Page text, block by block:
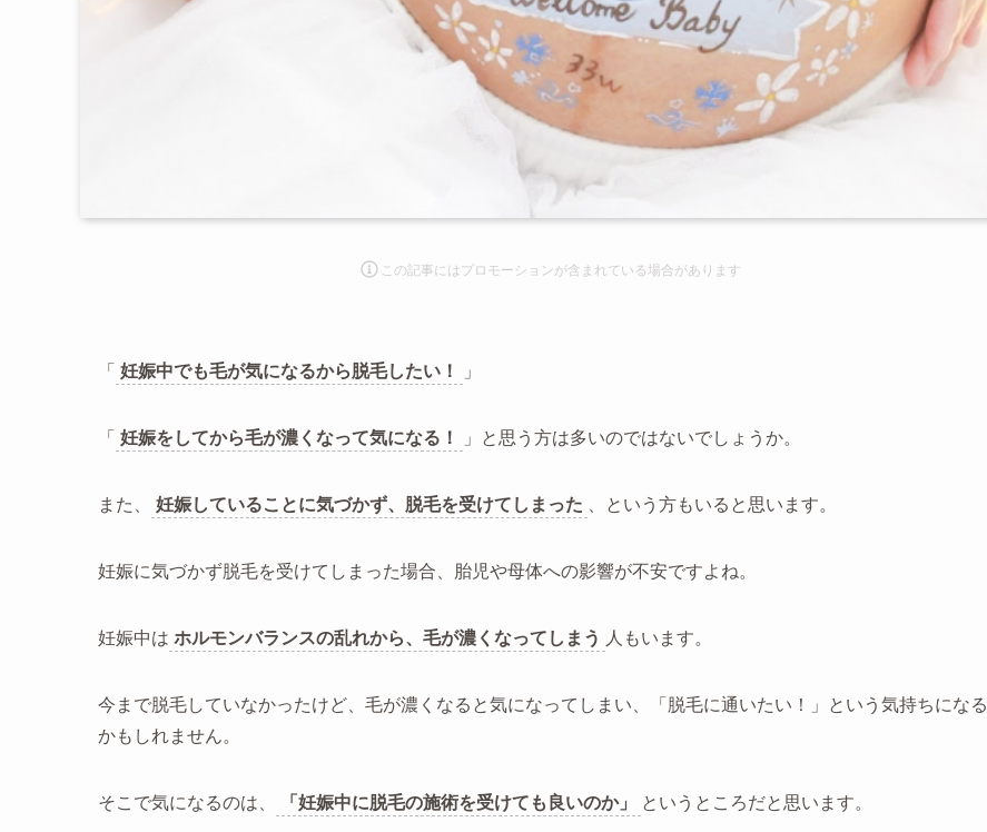
この記事にはプロモーションが含まれて いる場合があります
「 妊娠中でも毛が気になるから脱毛したい！ 」
「 妊娠をしてから毛が濃くなって気になる！ 」と思う方は多いのではないでしょうか。
また、 妊娠していることに気づかず、脱毛を受けてしまった 、という方もいると思います。
妊娠に気づかず脱毛を受けてしまった場合、胎児や母体への影響が不安ですよね。
妊娠中は ホルモンバランスの乱れから、毛が濃くなってしまう 人もいます。
今まで脱毛していなかったけど、毛が濃くなると気になってしまい、「脱毛に通いたい！」という気持ちになる
かもしれません。
そこで気になるのは、 「妊娠中に脱毛の施術を受けても良いのか」 というところだと思います。